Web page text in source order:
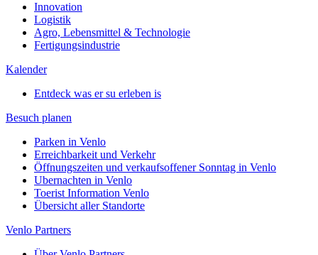
Innovation
Logistik
Agro, Lebensmittel & Technologie
Fertigungsindustrie
Kalender
Entdeck was er su erleben is
Besuch planen
Parken in Venlo
Erreichbarkeit und Verkehr
Öffnungszeiten und verkaufsoffener Sonntag in Venlo
Ubernachten in Venlo
Toerist Information Venlo
Übersicht aller Standorte
Venlo Partners